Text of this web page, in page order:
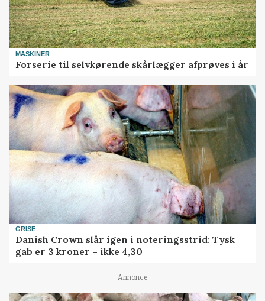
MASKINER
Forserie til selvkørende skårlægger afprøves i år
GRISE
Danish Crown slår igen i noteringsstrid: Tysk
gab er 3 kroner – ikke 4,30
Annonce